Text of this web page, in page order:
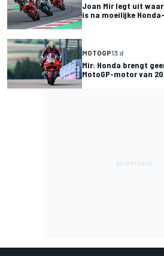
Joan Mir legt uit
is na moeilijke
MOTOGP13 d
Mir: Honda brengt
MotoGP-motor van